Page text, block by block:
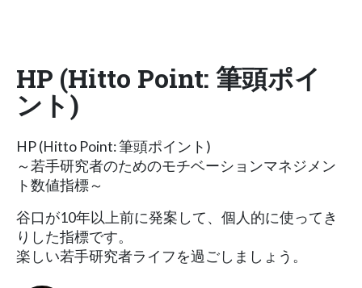
HP (Hitto Point: 筆頭ポイ
ント)
HP (Hitto Point: 筆頭ポイント)
～若手研究者のためのモチベーションマネジメン
ト数値指標～
谷口が10年以上前に発案して、個人的に使ってき
りした指標です。
楽しい若手研究者ライフを過ごしましょう。